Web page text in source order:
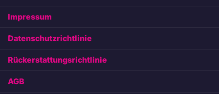
Impressum
Datenschutzrichtlinie
Rückerstattungsrichtlinie
AGB